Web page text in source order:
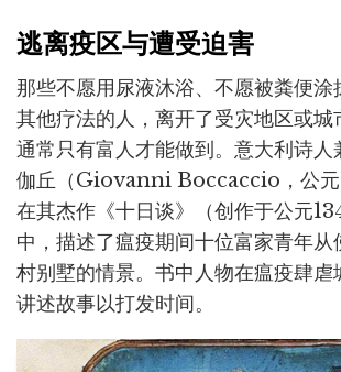
逃离疫区与遭受迫害
那些不愿用尿液沐浴、不愿被粪便涂
其他疗法的人，离开了受灾地区或城
通常只有富人才能做到。意大利诗人
伽丘（Giovanni Boccaccio，公元
在其杰作《十日谈》（创作于公元
中，描述了瘟疫期间十位富家青年从
村别墅的情景。书中人物在瘟疫肆虐
讲述故事以打发时间。